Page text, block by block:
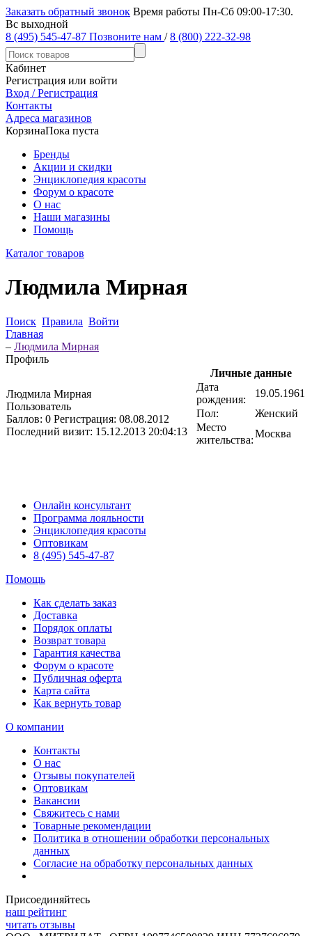
Заказать обратный звонок Время работы Пн-Сб 09:00-17:30.
Вс выходной
8 (495) 545-47-87 Позвоните нам / 8 (800) 222-32-98
Кабинет
Регистрация или войти
Вход / Регистрация
Контакты
Адреса магазинов
КорзинаПока пуста
Бренды
Акции и скидки
Энциклопедия красоты
Форум о красоте
О нас
Наши магазины
Помощь
Каталог товаров
Людмила Мирная
Поиск Правила Войти
Главная
– Людмила Мирная
Профиль
Людмила Мирная
Пользователь
Баллов: 0 Регистрация: 08.08.2012
Последний визит: 15.12.2013 20:04:13
Личные данные
Дата
рождения:
19.05.1961
Пол:
Женский
Место
жительства:
Москва
Онлайн консультант
Программа лояльности
Энциклопедия красоты
Оптовикам
8 (495) 545-47-87
Помощь
Как сделать заказ
Доставка
Порядок оплаты
Возврат товара
Гарантия качества
Форум о красоте
Публичная оферта
Карта сайта
Как вернуть товар
О компании
Контакты
О нас
Отзывы покупателей
Оптовикам
Вакансии
Свяжитесь с нами
Товарные рекомендации
Политика в отношении обработки персональных
данных
Согласие на обработку персональных данных
Присоединяйтесь
наш рейтинг
читать отзывы